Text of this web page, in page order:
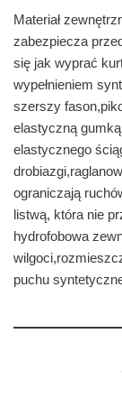
Materiał
zabezpiecza
się jak wyprać
wypełnieniem
szerszy
elastyczną
elastycznego
ograniczają
listwą, która nie
hydrofobowa
puchu